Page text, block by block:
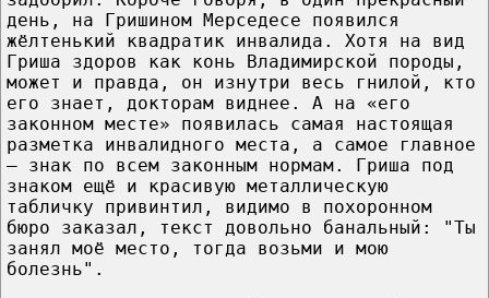
день, на Гришином Мерседесе появился
жёлтенький квадратик инвалида. Хотя на вид
Гриша здоров как конь Владимирской породы,
может и правда, он изнутри весь гнилой, кто
его знает, докторам виднее. А на «его
законном месте» появилась самая настоящая
разметка инвалидного места, а самое главное
– знак по всем законным нормам. Гриша под
знаком ещё и красивую металлическую
табличку привинтил, видимо в похоронном
бюро заказал, текст довольно банальный: "Ты
занял моё место, тогда возьми и мою
болезнь".